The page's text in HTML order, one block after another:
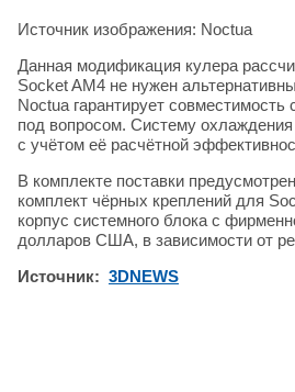
Источник изображения: Noctua
Данная модификация кулера
Socket AM4 не нужен
Noctua гарантирует
под вопросом. Систему
с учётом её расчётной
В комплекте поставки
комплект чёрных креплений для
корпус системного блока с
долларов США, в зависимости от
Источник: 3DNEWS